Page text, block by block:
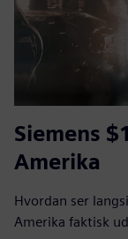
Siemens
Amerika
Hvordan ser
Amerika faktisk ud